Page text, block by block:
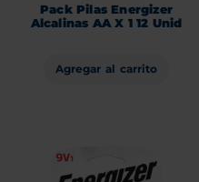
Pack Pilas Energizer
Alcalinas AA X 1 12 Unid
Agregar al carrito